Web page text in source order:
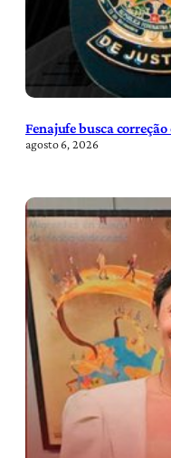
Fenajufe busca
agosto 6, 2026